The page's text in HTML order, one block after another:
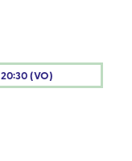
20:30 (VO)